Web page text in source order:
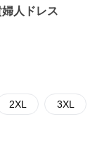
人ドレス
2XL 3XL